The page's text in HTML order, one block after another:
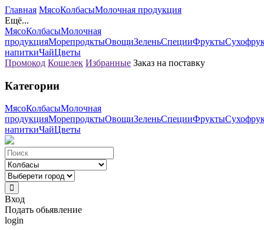
Главная МясоКолбасыМолочная продукция
Ещё...
МясоКолбасыМолочная
продукцияМорепродктыОвощиЗеленьСпецииФрукты
напиткиЧайЦветы
Промокод Кошелек Избранные Заказ на поставку
Категории
МясоКолбасыМолочная
продукцияМорепродктыОвощиЗеленьСпецииФрукты
напиткиЧайЦветы
Вход
Подать обьявление
login